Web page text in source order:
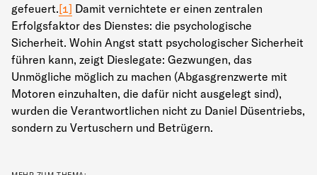
gefeuert.[1] Damit vernichtete er einen zentralen
Erfolgsfaktor des Dienstes: die psychologische
Sicherheit. Wohin Angst statt psychologischer Sicherheit
führen kann, zeigt Dieslegate: Gezwungen, das
Unmögliche möglich zu machen (Abgasgrenzwerte mit
Motoren einzuhalten, die dafür nicht ausgelegt sind),
wurden die Verantwortlichen nicht zu Daniel Düsentriebs,
sondern zu Vertuschern und Betrügern.